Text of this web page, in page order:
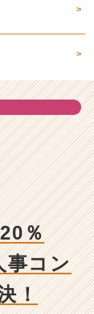
>
>
％
事コン
！